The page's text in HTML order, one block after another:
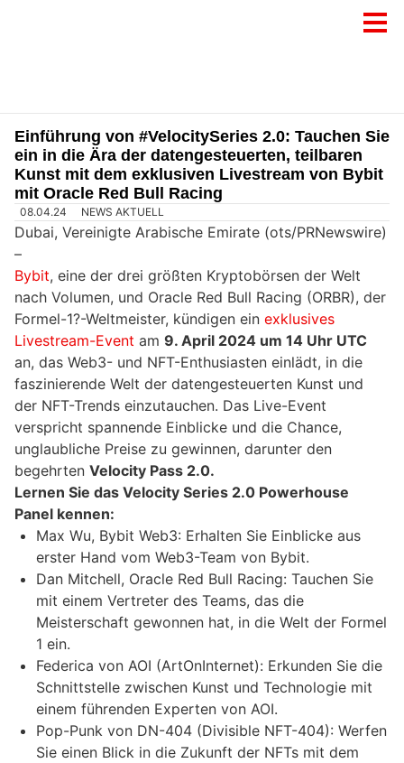
Einführung von #VelocitySeries 2.0: Tauchen Sie
ein in die Ära der datengesteuerten, teilbaren
Kunst mit dem exklusiven Livestream von Bybit
mit Oracle Red Bull Racing
08.04.24 NEWS AKTUELL
Dubai, Vereinigte Arabische Emirate (ots/PRNewswire)
–
Bybit, eine der drei größten Kryptobörsen der Welt
nach Volumen, und Oracle Red Bull Racing (ORBR), der
Formel-1?-Weltmeister, kündigen ein exklusives
Livestream-Event am 9. April 2024 um 14 Uhr UTC
an, das Web3- und NFT-Enthusiasten einlädt, in die
faszinierende Welt der datengesteuerten Kunst und
der NFT-Trends einzutauchen. Das Live-Event
verspricht spannende Einblicke und die Chance,
unglaubliche Preise zu gewinnen, darunter den
begehrten Velocity Pass 2.0.
Lernen Sie das Velocity Series 2.0 Powerhouse
Panel kennen:
Max Wu, Bybit Web3: Erhalten Sie Einblicke aus
erster Hand vom Web3-Team von Bybit.
Dan Mitchell, Oracle Red Bull Racing: Tauchen Sie
mit einem Vertreter des Teams, das die
Meisterschaft gewonnen hat, in die Welt der Formel
1 ein.
Federica von AOI (ArtOnInternet): Erkunden Sie die
Schnittstelle zwischen Kunst und Technologie mit
einem führenden Experten von AOI.
Pop-Punk von DN-404 (Divisible NFT-404): Werfen
Sie einen Blick in die Zukunft der NFTs mit dem